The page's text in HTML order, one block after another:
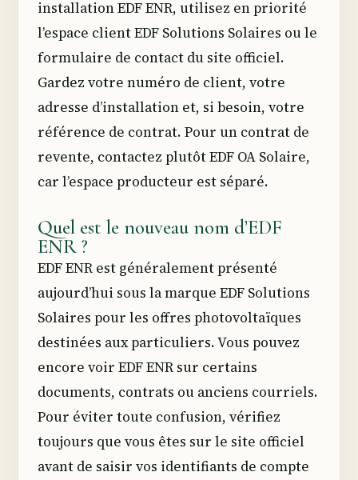
installation EDF ENR, utilisez en priorité
l’espace client EDF Solutions Solaires ou le
formulaire de contact du site officiel.
Gardez votre numéro de client, votre
adresse d’installation et, si besoin, votre
référence de contrat. Pour un contrat de
revente, contactez plutôt EDF OA Solaire,
car l’espace producteur est séparé.
Quel est le nouveau nom d’EDF
ENR ?
EDF ENR est généralement présenté
aujourd’hui sous la marque EDF Solutions
Solaires pour les offres photovoltaïques
destinées aux particuliers. Vous pouvez
encore voir EDF ENR sur certains
documents, contrats ou anciens courriels.
Pour éviter toute confusion, vérifiez
toujours que vous êtes sur le site officiel
avant de saisir vos identifiants de compte